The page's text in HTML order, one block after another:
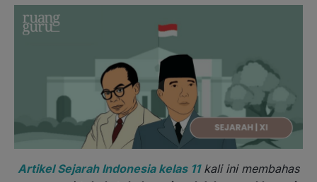
Artikel Sejarah Indonesia kelas 11kali ini membahas